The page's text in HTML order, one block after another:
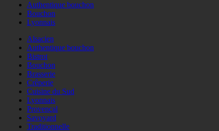
Authentique bouchon
Bouchon
Lyonnais
Alsacien
Authentique bouchon
Bistrot
Bouchon
Brasserie
Crêperie
Cuisine du Sud
Lyonnais
Provençal
Savoyard
Traditionnelle